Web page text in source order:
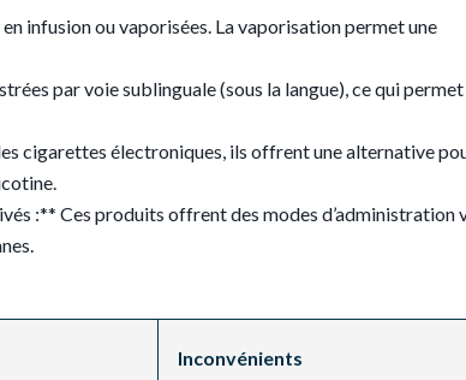
infusion ou vaporisées. La vaporisation permet une
par voie sublinguale (sous la langue), ce qui permet
cigarettes électroniques, ils offrent une alternative
:** Ces produits offrent des modes d’administration
Inconvénients